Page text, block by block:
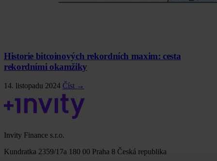
Historie bitcoinových rekordních maxim: cesta
rekordními okamžiky
14. listopadu 2024 Číst →
Invity Finance s.r.o.
Kundratka 2359/17a 180 00 Praha 8 Česká republika